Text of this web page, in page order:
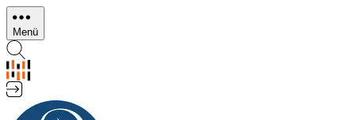
Direkt
zum
Inhalt
Menü